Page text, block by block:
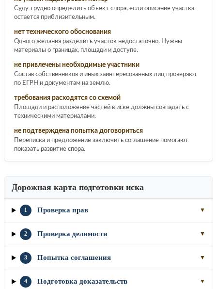
Суду трудно определить объект спора, если описание участка
остается приблизительным.
нет технического обоснования
Одного желания разделить участок недостаточно. Нужны
материалы о границах, площади и доступе.
не привлечены необходимые участники
Состав собственников и иных заинтересованных лиц проверяют
по ЕГРН и документам на землю.
требования расходятся со схемой
Площади и расположение частей в иске должны совпадать с
техническими материалами.
не подтверждена попытка договориться
Переписка и предложение заключить соглашение помогают
показать развитие спора.
Дорожная карта подготовки иска
1 Проверка прав ▼
2 Проверка делимости ▼
3 Попытка соглашения ▼
4 Подготовка доказательств ▼